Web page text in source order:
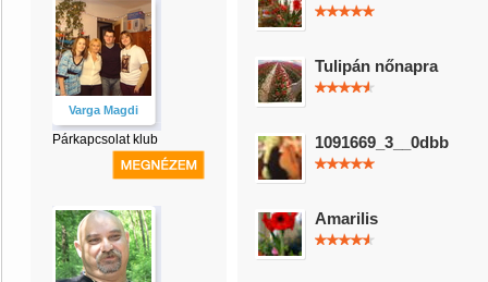
Varga Magdi
Párkapcsolat klub
Tulipán nőnapra
1091669_3__0dbb
Amarilis